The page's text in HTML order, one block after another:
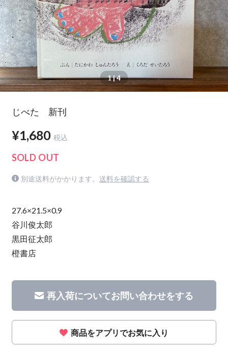
1| 4
じべた 新刊
¥1,680 税込
SOLD OUT
別途送料がかかります。 送料を確認する
27.6×21.5×0.9
谷川俊太郎
黒田征太郎
橙書店
再入荷についてお問い合わせをする
商品をアプリでお気に入り